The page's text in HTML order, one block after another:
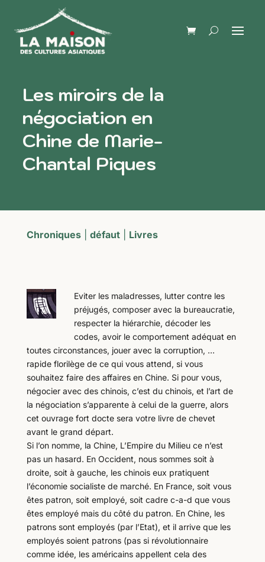
Les miroirs de la
négociation en
Chine de Marie-
Chantal Piques
Chroniques| défaut| Livres
Eviter les maladresses, lutter contre les
préjugés, composer avec la bureaucratie,
respecter la hiérarchie, décoder les
codes, avoir le comportement adéquat en
toutes circonstances, jouer avec la corruption, …
rapide florilège de ce qui vous attend, si vous
souhaitez faire des affaires en Chine. Si pour vous,
négocier avec des chinois, c’est du chinois, et l’art de
la négociation s’apparente à celui de la guerre, alors
cet ouvrage fort docte sera votre livre de chevet
avant le grand départ.
Si l’on nomme, la Chine, L’Empire du Milieu ce n’est
pas un hasard. En Occident, nous sommes soit à
droite, soit à gauche, les chinois eux pratiquent
l’économie socialiste de marché. En France, soit vous
êtes patron, soit employé, soit cadre c-a-d que vous
êtes employé mais du côté du patron. En Chine, les
patrons sont employés (par l’Etat), et il arrive que les
employés soient patrons (pas si révolutionnaire
comme idée, les américains appellent cela des